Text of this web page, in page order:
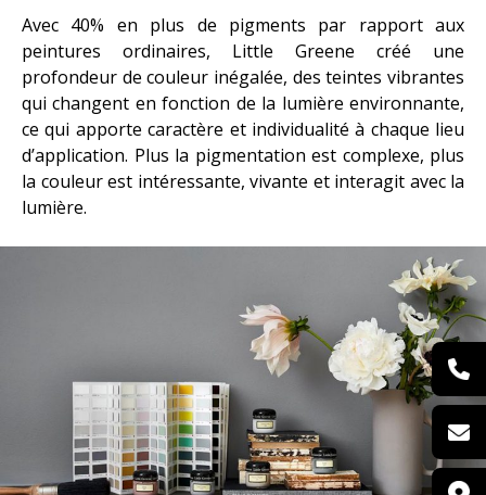
Avec 40% en plus de pigments par rapport aux
peintures ordinaires, Little Greene créé une
profondeur de couleur inégalée, des teintes vibrantes
qui changent en fonction de la lumière environnante,
ce qui apporte caractère et individualité à chaque lieu
d’application. Plus la pigmentation est complexe, plus
la couleur est intéressante, vivante et interagit avec la
lumière.
CONTACT